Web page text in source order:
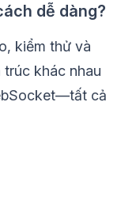
dễ dàng?
kiểm thử và
khác nhau
cả